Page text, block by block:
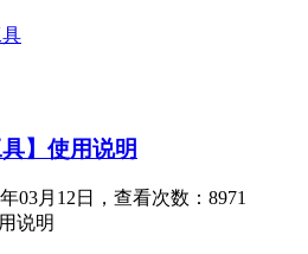
】使用说明
03月12日，查看次数：8971
说明